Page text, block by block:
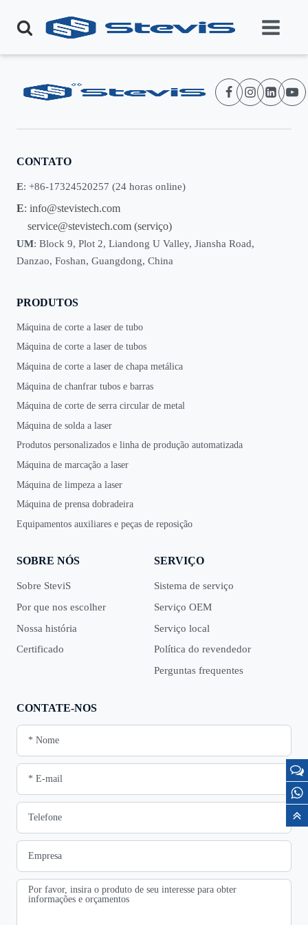
CONTATO
E: +86-17324520257 (24 horas online)
E: info@stevistech.com
service@stevistech.com (serviço)
UM: Block 9, Plot 2, Liandong U Valley, Jiansha Road,
Danzao, Foshan, Guangdong, China
PRODUTOS
Máquina de corte a laser de tubo
Máquina de corte a laser de tubos
Máquina de corte a laser de chapa metálica
Máquina de chanfrar tubos e barras
Máquina de corte de serra circular de metal
Máquina de solda a laser
Produtos personalizados e linha de produção automatizada
Máquina de marcação a laser
Máquina de limpeza a laser
Máquina de prensa dobradeira
Equipamentos auxiliares e peças de reposição
SOBRE NÓS
Sobre SteviS
Por que nos escolher
Nossa história
Certificado
SERVIÇO
Sistema de serviço
Serviço OEM
Serviço local
Política do revendedor
Perguntas frequentes
CONTATE-NOS